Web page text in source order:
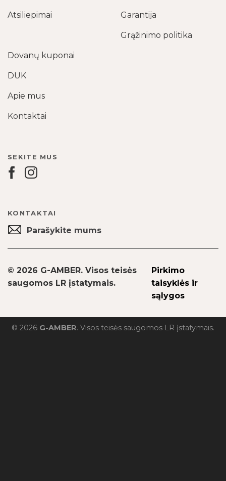
Atsiliepimai Garantija
Grąžinimo politika
Dovanų kuponai
DUK
Apie mus
Kontaktai
SEKITE MUS
KONTAKTAI
Parašykite mums
© 2026 G-AMBER. Visos teisės
saugomos LR įstatymais.
Pirkimo
taisyklės ir
sąlygos
© 2026 G-AMBER. Visos teisės saugomos LR įstatymais.